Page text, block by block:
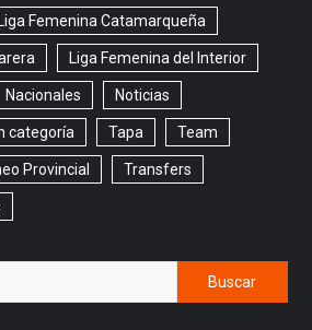
Femenina Catamarqueña
Liga Femenina del Interior
Nacionales Noticias
categoría Tapa Team
Provincial Transfers